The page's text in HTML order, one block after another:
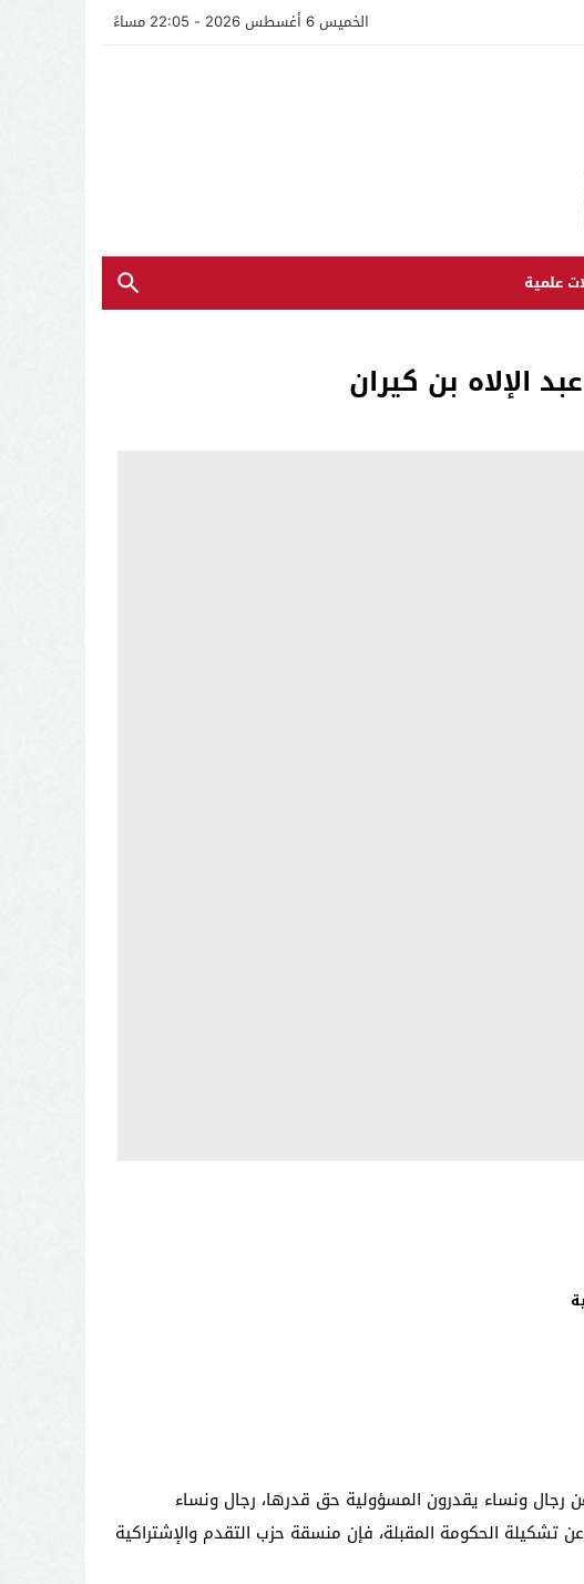
الخميس 6 أغسطس 2026 - 22:05 مساءً
علمية
الإلاه بن كيران
رجال ونساء يقدرون المسؤولية حق قدرها، رجال ونساء
الحكومة المقبلة، فإن منسقة حزب التقدم والإشتراكية